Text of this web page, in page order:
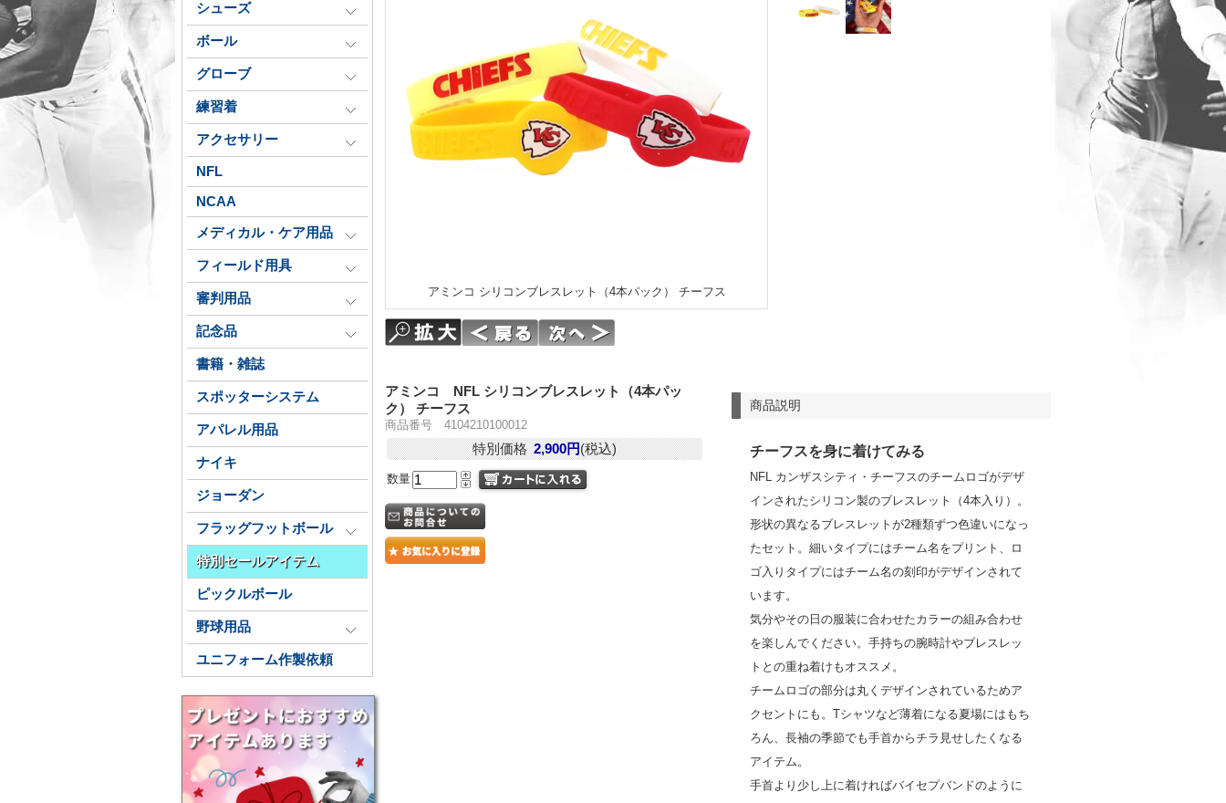
シューズ
ボール
グローブ
練習着
アクセサリー
NFL
NCAA
メディカル・ケア用品
フィールド用具
審判用品
記念品
書籍・雑誌
スポッターシステム
アパレル用品
ナイキ
ジョーダン
フラッグフットボール
特別セールアイテム
ピックルボール
野球用品
ユニフォーム作製依頼
アミンコ シリコンブレスレット（4本パック） チーフス
商品説明
チーフスを身に着けてみる
NFL カンザスシティ・チーフスのチームロゴがデザ
インされたシリコン製のブレスレット（4本入り）。
形状の異なるブレスレットが2種類ずつ色違いになっ
たセット。細いタイプにはチーム名をプリント、ロ
ゴ入りタイプにはチーム名の刻印がデザインされて
います。
気分やその日の服装に合わせたカラーの組み合わせ
を楽しんでください。手持ちの腕時計やブレスレッ
トとの重ね着けもオススメ。
チームロゴの部分は丸くデザインされているためア
クセントにも。Tシャツなど薄着になる夏場にはもち
ろん、長袖の季節でも手首からチラ見せしたくなる
アイテム。
手首より少し上に着ければバイセプバンドのように
アミンコ NFL シリコンブレスレット（4本パッ
ク） チーフス
商品番号 4104210100012
特別価格 2,900円(税込)
数量